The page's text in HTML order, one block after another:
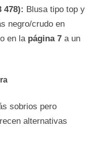
478): Blusa tipo top y
negro/crudo en
en la página 7 a un
sobrios pero
alternativas